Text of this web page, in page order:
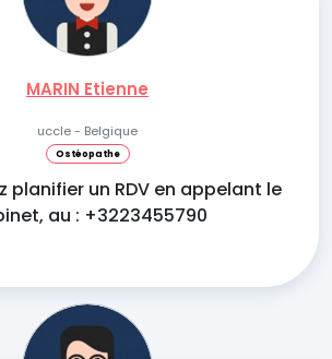
MARIN Etienne
uccle - Belgique
Ostéopathe
planifier un RDV en appelant le
au : +3223455790